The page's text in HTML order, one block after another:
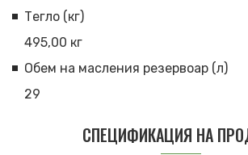
Тегло (кг)
495,00 кг
Обем на масления резервоар (л)
29
СПЕЦИФИКАЦИЯ НА